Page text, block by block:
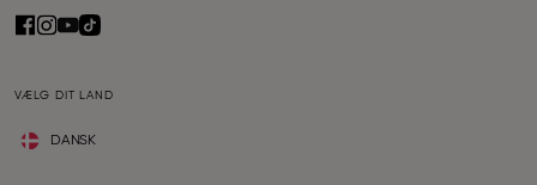
VÆLG DIT LAND
DANSK